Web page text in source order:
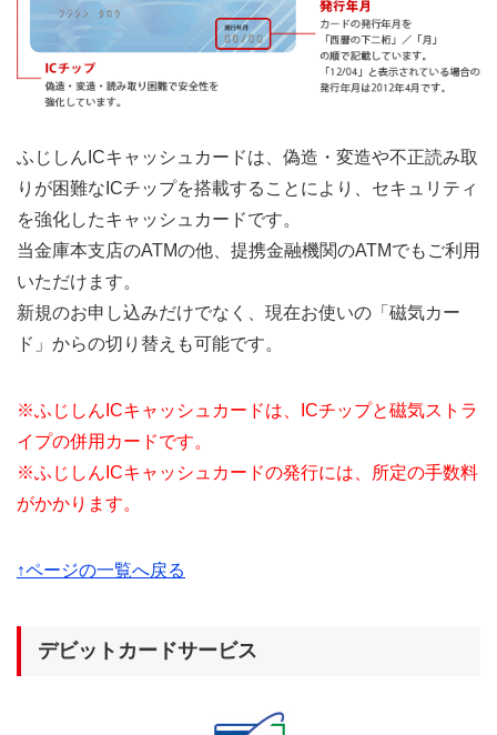
ふじしんICキャッシュカードは、偽造・変造や不正読み取
りが困難なICチップを搭載することにより、セキュリティ
を強化したキャッシュカードです。
当金庫本支店のATMの他、提携金融機関のATMでもご利用
いただけます。
新規のお申し込みだけでなく、現在お使いの「磁気カー
ド」からの切り替えも可能です。
※ふじしんICキャッシュカードは、ICチップと磁気ストラ
イプの併用カードです。
※ふじしんICキャッシュカードの発行には、所定の手数料
がかかります。
↑ページの一覧へ戻る
デビットカードサービス